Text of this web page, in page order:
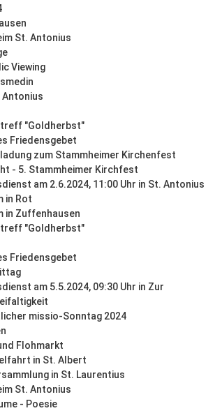
St. Antonius
Viewing
Antonius
"Goldherbst"
Friedensgebet
zum Stammheimer Kirchenfest
- 5. Stammheimer Kirchfest
am 2.6.2024, 11:00 Uhr in St. Antonius
in Rot
in Zuffenhausen
"Goldherbst"
Friedensgebet
am 5.5.2024, 09:30 Uhr in Zur
missio-Sonntag 2024
Flohmarkt
in St. Albert
in St. Laurentius
St. Antonius
- Poesie